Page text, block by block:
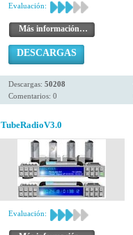
Evaluación:
Más información…
DESCARGAS
Descargas: 50208
Comentarios: 0
TubeRadioV3.0
Evaluación: